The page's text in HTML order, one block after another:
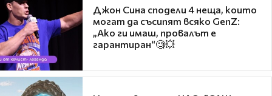
Джон Сина сподели 4 неща, които
могат да съсипят всяко GenZ:
„Ако ги имаш, провалът е
гарантиран“🧐💥